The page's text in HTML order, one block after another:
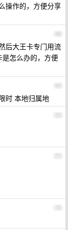
操作的，方便分享
68
后大王卡专门用流
怎么办的，方便
69
时 本地归属地
70
71
72